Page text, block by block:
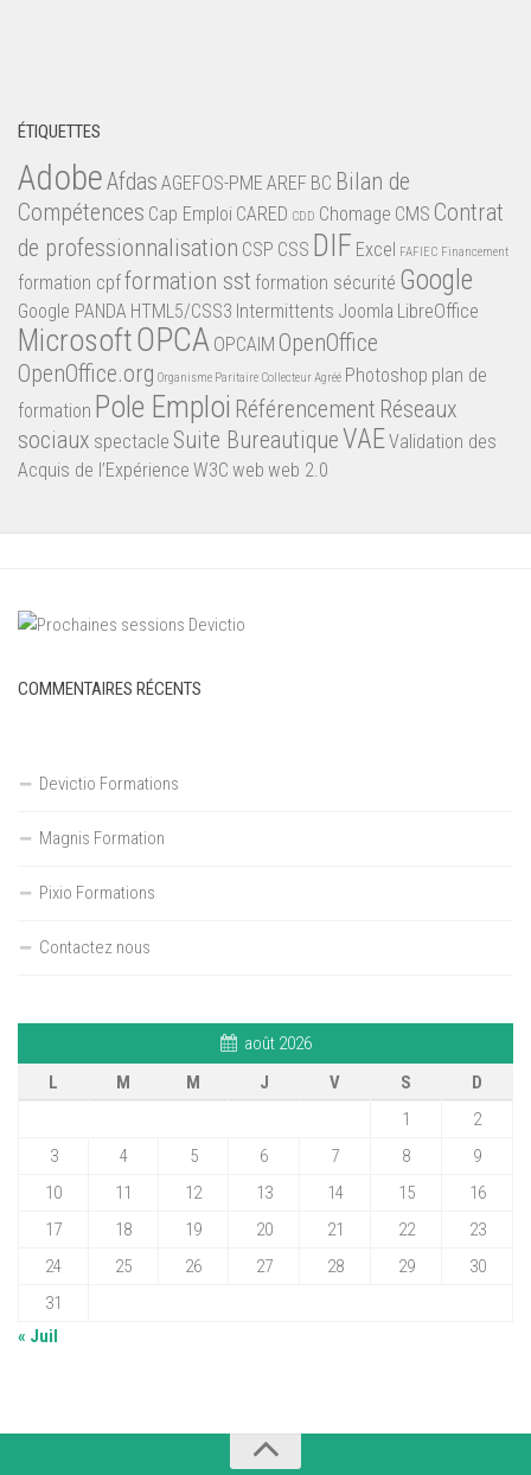
ÉTIQUETTES
AdobeAfdas AGEFOS-PME AREF BC Bilan de
Compétences Cap Emploi CARED CDD Chomage CMS Contrat
de professionnalisation CSP CSS DIF Excel FAFIEC Financement
formation cpfformation sst formation sécurité Google
Google PANDA HTML5/CSS3 Intermittents Joomla LibreOffice
MicrosoftOPCA OPCAIM OpenOffice
OpenOffice.org Organisme Paritaire Collecteur Agréé Photoshop plan de
formation Pole Emploi Référencement Réseaux
sociaux spectacle Suite BureautiqueVAEValidation des
Acquis de l’Expérience W3C web web 2.0
COMMENTAIRES RÉCENTS
Devictio Formations
Magnis Formation
Pixio Formations
Contactez nous
août 2026
L
M M J V S
D
1
2
3
4 5 6 7 8
9
10
11 12 13 14 15
16
17
18 19 20 21 22
23
24
25 26 27 28 29
30
31
« Juil